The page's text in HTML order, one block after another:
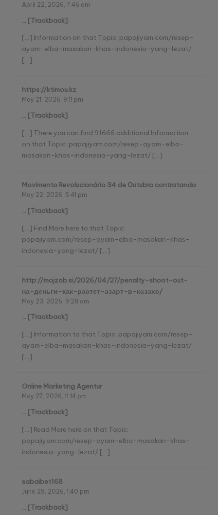
April 22, 2026, 7:46 am
… [Trackback]
[…] Information on that Topic: papajiyam.com/resep-
ayam-elba-masakan-khas-indonesia-yang-lezat/
[…]
https://ktimou.kz
May 21, 2026, 9:11 pm
… [Trackback]
[…] There you can find 91666 additional Information
on that Topic: papajiyam.com/resep-ayam-elba-
masakan-khas-indonesia-yang-lezat/ […]
Movimento Revolucionário 34 de Outubro contratando
May 22, 2026, 5:41 pm
… [Trackback]
[…] Find More here to that Topic:
papajiyam.com/resep-ayam-elba-masakan-khas-
indonesia-yang-lezat/ […]
http://mojzob.si/2026/04/27/penalty-shoot-out-
на-деньги-как-растет-азарт-в-казахс/
May 23, 2026, 9:28 am
… [Trackback]
[…] Information to that Topic: papajiyam.com/resep-
ayam-elba-masakan-khas-indonesia-yang-lezat/
[…]
Online Marketing Agentur
May 27, 2026, 11:14 pm
… [Trackback]
[…] Read More here on that Topic:
papajiyam.com/resep-ayam-elba-masakan-khas-
indonesia-yang-lezat/ […]
sabaibet168
June 29, 2026, 1:40 pm
… [Trackback]